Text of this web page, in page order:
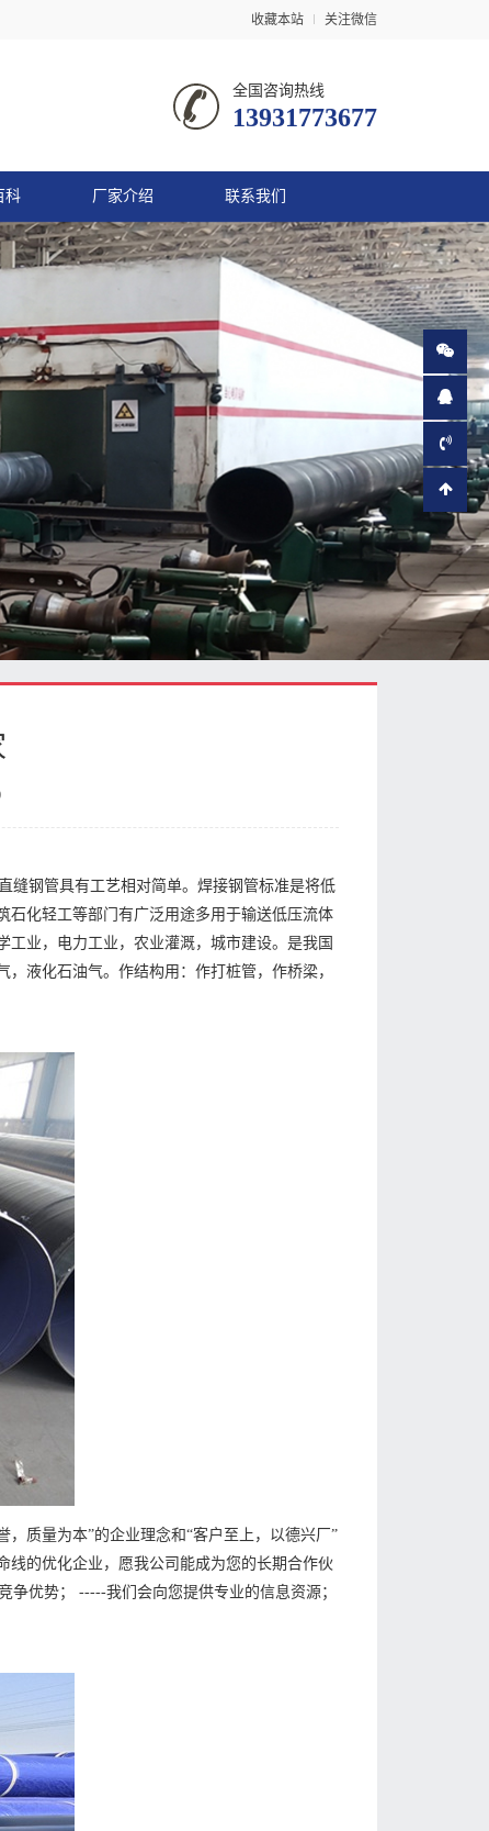
收藏本站 关注微信
全国咨询热线
13931773677
科 厂家介绍 联系我们
缝钢管具有工艺相对简单。焊接钢管标准是将低
石化轻工等部门有广泛用途多用于输送低压流体
业，电力工业，农业灌溉，城市建设。是我国
液化石油气。作结构用：作打桩管，作桥梁，
质量为本”的企业理念和“客户至上，以德兴厂”
线的优化企业，愿我公司能成为您的长期合作伙
优势； -----我们会向您提供专业的信息资源；